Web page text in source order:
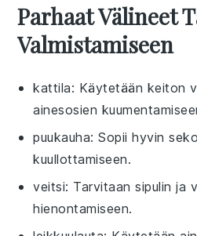
Parhaat Välineet
Valmistamiseen
kattila: Käytetään keiton
ainesosien
puukauha: Sopii hyvin
kuullottamiseen.
veitsi: Tarvitaan sipulin ja
hienontamiseen.